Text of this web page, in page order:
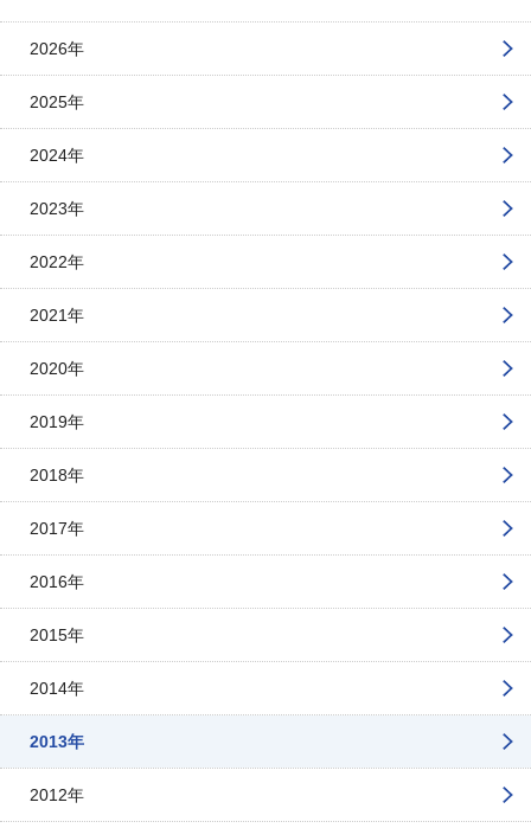
2026年
2025年
2024年
2023年
2022年
2021年
2020年
2019年
2018年
2017年
2016年
2015年
2014年
2013年
2012年